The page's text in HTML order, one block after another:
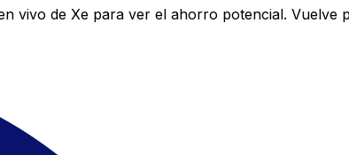
vivo de Xe para ver el ahorro potencial. Vuelve